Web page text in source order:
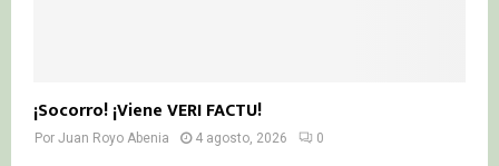
¡Socorro! ¡Viene VERI FACTU!
Por Juan Royo Abenia 4 agosto, 2026 0